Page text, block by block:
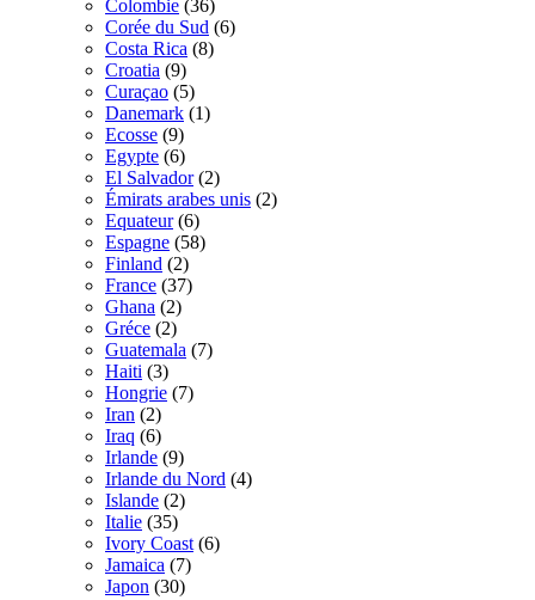
Colombie (36)
Corée du Sud (6)
Costa Rica (8)
Croatia (9)
Curaçao (5)
Danemark (1)
Ecosse (9)
Egypte (6)
El Salvador (2)
Émirats arabes unis (2)
Equateur (6)
Espagne (58)
Finland (2)
France (37)
Ghana (2)
Gréce (2)
Guatemala (7)
Haiti (3)
Hongrie (7)
Iran (2)
Iraq (6)
Irlande (9)
Irlande du Nord (4)
Islande (2)
Italie (35)
Ivory Coast (6)
Jamaica (7)
Japon (30)